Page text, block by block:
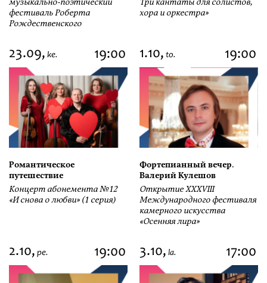
фестиваль Роберта
Рождественского
хора и оркестра»
23.09, ke. 19:00
Романтическое
путешествие
Концерт абонемента №12
«И снова о любви» (1 серия)
1.10, to. 19:00
Фортепианный вечер.
Валерий Кулешов
Открытие ХХХVIII
Международного фестиваля
камерного искусства
«Осенняя лира»
2.10, pe. 19:00 3.10, la. 17:00